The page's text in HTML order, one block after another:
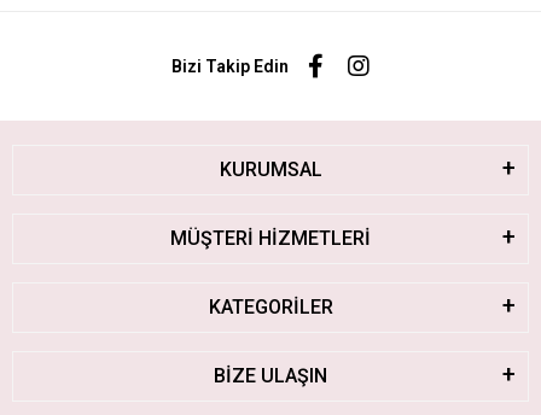
Bizi Takip Edin
KURUMSAL
MÜŞTERİ HİZMETLERİ
KATEGORİLER
BİZE ULAŞIN